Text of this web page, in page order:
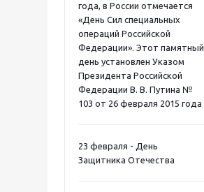
года, в России отмечается
«День Сил специальных
операций Российской
Федерации». Этот памятный
день установлен Указом
Президента Российской
Федерации В. В. Путина №
103 от 26 февраля 2015 года
23 февраля - День
Защитника Отечества